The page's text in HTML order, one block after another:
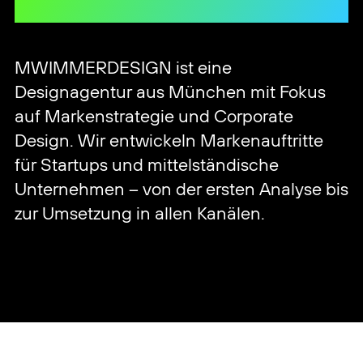
MWIMMERDESIGN ist eine
Designagentur aus München mit Fokus
auf Markenstrategie und Corporate
Design. Wir entwickeln Markenauftritte
für Startups und mittelständische
Unternehmen – von der ersten Analyse bis
zur Umsetzung in allen Kanälen.